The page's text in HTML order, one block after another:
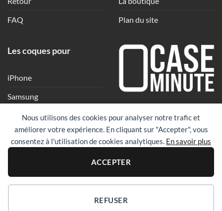
Nous utilisons des cookies pour analyser notre trafic et
améliorer votre expérience. En cliquant sur "Accepter", vous
consentez à l'utilisation de cookies analytiques. En savoir plus
ACCEPTER
REFUSER
FAQ
Plan du site
Les coques pour
iPhone
Samsung
Xiaomi
Google
Huawei
Une coque en quelques
clics